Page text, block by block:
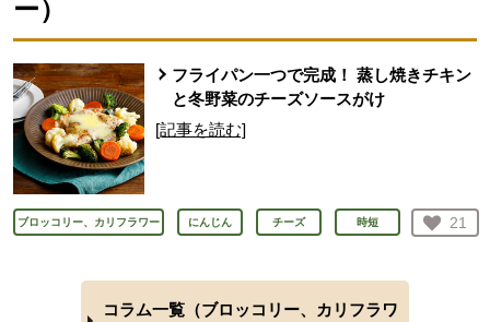
ー）
フライパン一つで完成！ 蒸し焼きチキン
と冬野菜のチーズソースがけ
[記事を読む]
ブロッコリー、カリフラワー にんじん チーズ 時短 お気
21
人
コラム一覧（ブロッコリー、カリフラワ